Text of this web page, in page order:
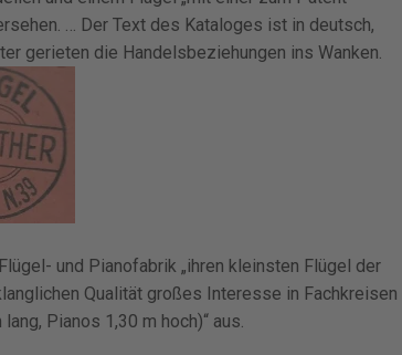
… Der Text des Kataloges ist in deutsch,
gerieten die Handelsbeziehungen ins Wanken.
und Pianofabrik „ihren kleinsten Flügel der
Qualität großes Interesse in Fachkreisen
Pianos 1,30 m hoch)“ aus.